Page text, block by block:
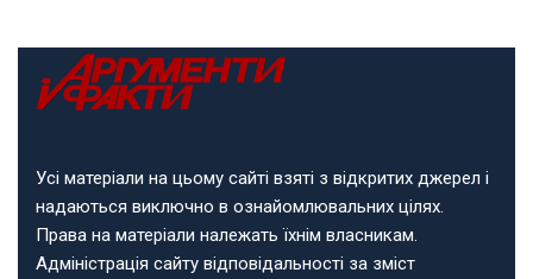
Усі матеріали на цьому сайті взяті з відкритих джерел і
надаються виключно в ознайомлювальних цілях.
Права на матеріали належать їхнім власникам.
Адміністрація сайту відповідальності за зміст